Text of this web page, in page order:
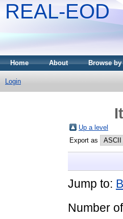
REAL-EOD
Home About Browse by
Login
Up a level
Export as
Jump to:
Number